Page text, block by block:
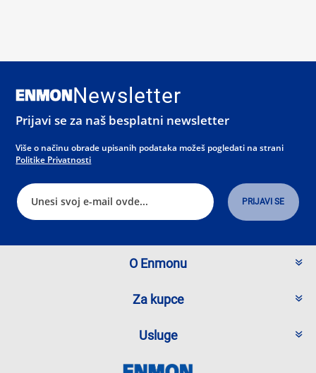
Newsletter
Prijavi se za naš besplatni newsletter
Više o načinu obrade upisanih podataka možeš pogledati na strani
Politike Privatnosti
O Enmonu
Za kupce
Usluge